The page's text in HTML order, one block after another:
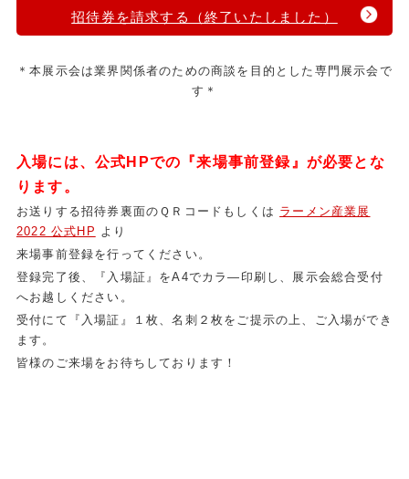
招待券を請求する（終了いたしました）
＊本展示会は業界関係者のための商談を目的とした専門展示会で
す＊
入場には、公式HPでの『来場事前登録』が必要とな
ります。
お送りする招待券裏面のＱＲコードもしくは ラーメン産業展
2022 公式HP より
来場事前登録を行ってください。
登録完了後、『入場証』をA4でカラ―印刷し、展示会総合受付
へお越しください。
受付にて『入場証』１枚、名刺２枚をご提示の上、ご入場ができ
ます。
皆様のご来場をお待ちしております！